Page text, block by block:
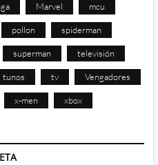
Marvel mcu
pollon spiderman
superman televisión
tunos tv Vengadores
x-men xbox